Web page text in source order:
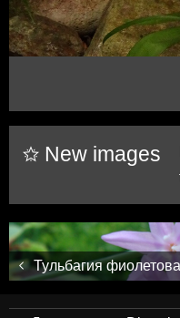
New images
Тульбагия